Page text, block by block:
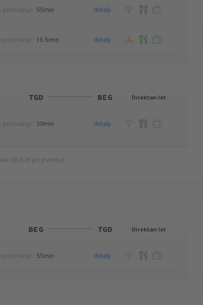
putovanja: 55min detalji
putovanja: 1h 5min detalji
TGD BEG Direktan let
putovanja: 50min detalji
28 EUR po putniku)
BEG TGD Direktan let
putovanja: 55min detalji